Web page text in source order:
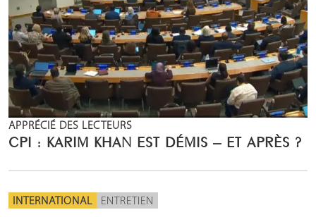
APPRÉCIÉ DES LECTEURS
CPI : KARIM KHAN EST DÉMIS – ET APRÈS ?
INTERNATIONAL ENTRETIEN